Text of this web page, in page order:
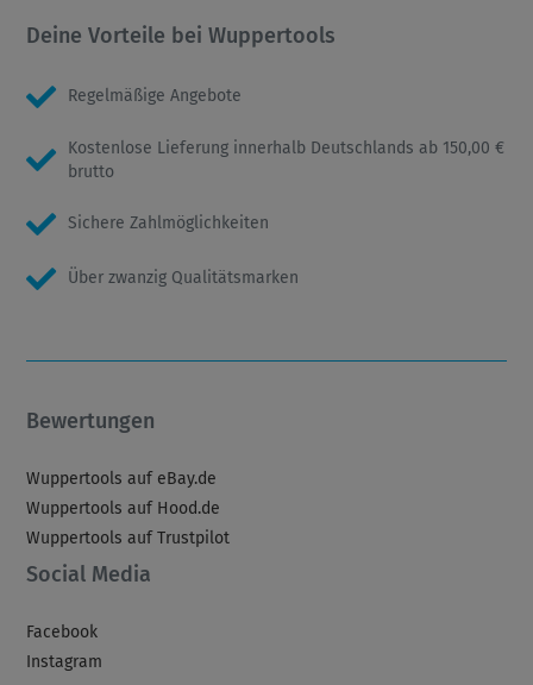
Deine Vorteile bei Wuppertools
Regelmäßige Angebote
Kostenlose Lieferung innerhalb Deutschlands ab 150,00 €
brutto
Sichere Zahlmöglichkeiten
Über zwanzig Qualitätsmarken
Bewertungen
Wuppertools auf eBay.de
Wuppertools auf Hood.de
Wuppertools auf Trustpilot
Social Media
Facebook
Instagram